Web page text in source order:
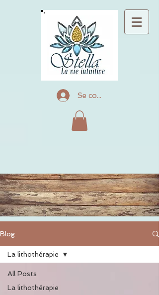
Se connecter
Blog
All Posts
La lithothérapie
La lithothérapie